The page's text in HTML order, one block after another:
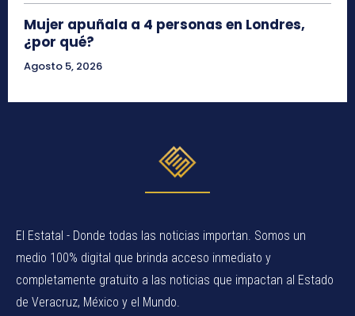
Mujer apuñala a 4 personas en Londres,
¿por qué?
Agosto 5, 2026
El Estatal - Donde todas las noticias importan. Somos un
medio 100% digital que brinda acceso inmediato y
completamente gratuito a las noticias que impactan al Estado
de Veracruz, México y el Mundo.